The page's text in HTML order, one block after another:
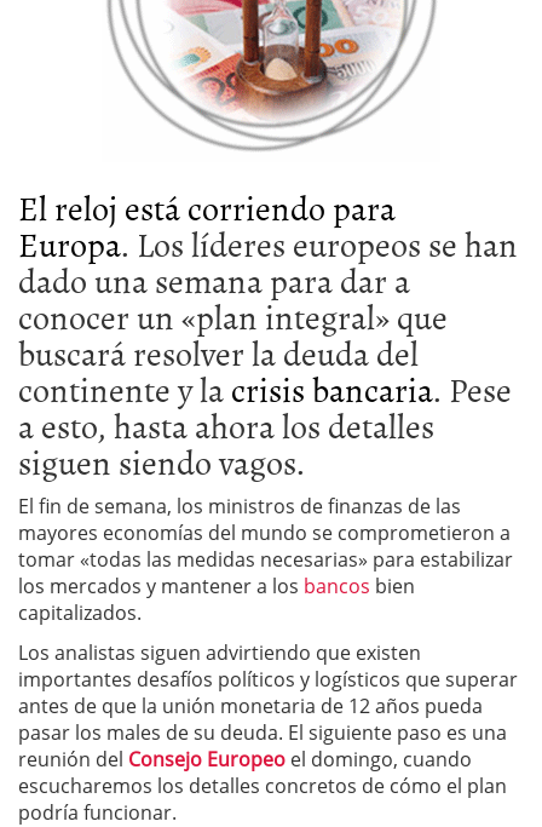
El reloj está corriendo para
Europa. Los líderes europeos se han
dado una semana para dar a
conocer un «plan integral» que
buscará resolver la deuda del
continente y lacrisis bancaria. Pese
a esto, hasta ahora los detalles
siguen siendo vagos.
El fin de semana, los ministros de finanzas de las
mayores economías del mundo se comprometieron a
tomar «todas las medidas necesarias» para estabilizar
los mercados y mantener a los bancos bien
capitalizados.
Los analistas siguen advirtiendo que existen
importantes desafíos políticos y logísticos que superar
antes de que la unión monetaria de 12 años pueda
pasar los males de su deuda. El siguiente paso es una
reunión del Consejo Europeo el domingo, cuando
escucharemos los detalles concretos de cómo el plan
podría funcionar.